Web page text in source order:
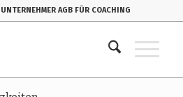
AGB FÜR COACHING